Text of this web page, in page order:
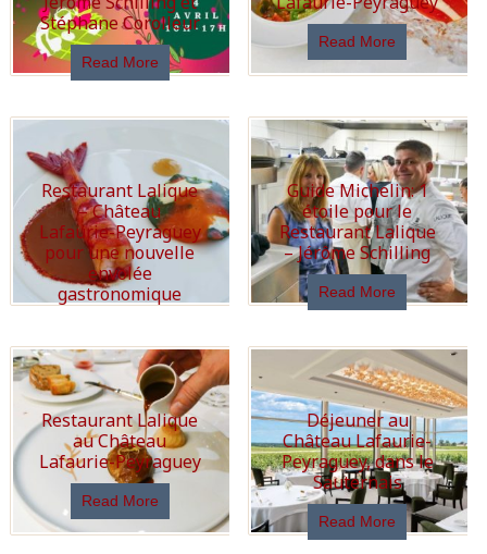
Stéphane Corolleur
Read More
Read More
Restaurant Lalique
– Château
Lafaurie-Peyraguey
pour une nouvelle
envolée
gastronomique
Guide Michelin: 1
étoile pour le
Restaurant Lalique
– Jérôme Schilling
Read More
Restaurant Lalique
au Château
Lafaurie-Peyraguey
Read More
Déjeuner au
Château Lafaurie-
Peyraguey, dans le
Sauternais
Read More